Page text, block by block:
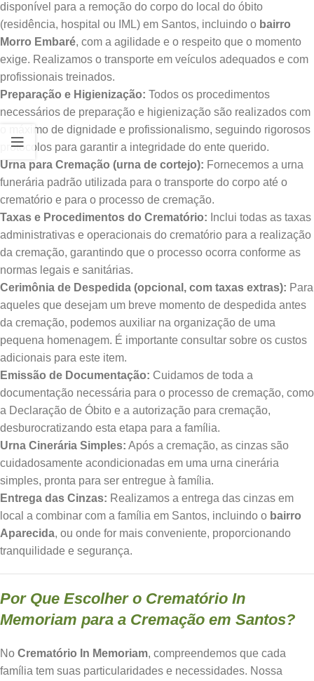
disponível para a remoção do corpo do local do óbito
(residência, hospital ou IML) em Santos, incluindo o bairro
Morro Embaré, com a agilidade e o respeito que o momento
exige. Realizamos o transporte em veículos adequados e com
profissionais treinados.
Preparação e Higienização: Todos os procedimentos
necessários de preparação e higienização são realizados com
o máximo de dignidade e profissionalismo, seguindo rigorosos
protocolos para garantir a integridade do ente querido.
Urna para Cremação (urna de cortejo): Fornecemos a urna
funerária padrão utilizada para o transporte do corpo até o
crematório e para o processo de cremação.
Taxas e Procedimentos do Crematório: Inclui todas as taxas
administrativas e operacionais do crematório para a realização
da cremação, garantindo que o processo ocorra conforme as
normas legais e sanitárias.
Cerimônia de Despedida (opcional, com taxas extras): Para
aqueles que desejam um breve momento de despedida antes
da cremação, podemos auxiliar na organização de uma
pequena homenagem. É importante consultar sobre os custos
adicionais para este item.
Emissão de Documentação: Cuidamos de toda a
documentação necessária para o processo de cremação, como
a Declaração de Óbito e a autorização para cremação,
desburocratizando esta etapa para a família.
Urna Cinerária Simples: Após a cremação, as cinzas são
cuidadosamente acondicionadas em uma urna cinerária
simples, pronta para ser entregue à família.
Entrega das Cinzas: Realizamos a entrega das cinzas em
local a combinar com a família em Santos, incluindo o bairro
Aparecida, ou onde for mais conveniente, proporcionando
tranquilidade e segurança.
Por Que Escolher o Crematório In
Memoriam para a Cremação em Santos?
No Crematório In Memoriam, compreendemos que cada
família tem suas particularidades e necessidades. Nossa